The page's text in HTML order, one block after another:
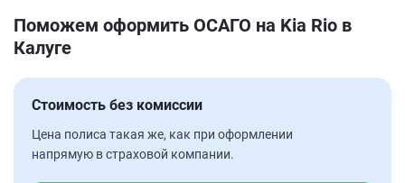
Поможем оформить ОСАГО на Kia Rio в
Калуге
Стоимость без комиссии
Цена полиса такая же, как при оформлении
напрямую в страховой компании.